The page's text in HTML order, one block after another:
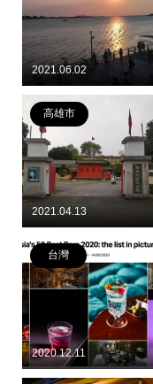
2021.06.02
2021.04.13
高雄市
2020.12.11
台灣